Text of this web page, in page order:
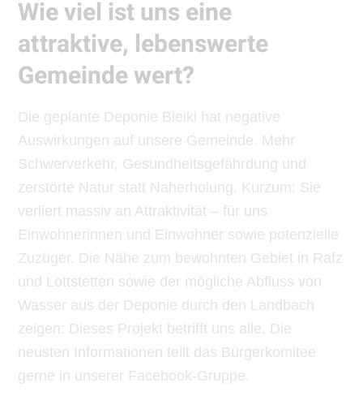
Wie viel ist uns eine
attraktive, lebenswerte
Gemeinde wert?
Die geplante Deponie Bleiki hat negative
Auswirkungen auf unsere Gemeinde. Mehr
Schwerverkehr, Gesundheitsgefährdung und
zerstörte Natur statt Naherholung. Kurzum: Sie
verliert massiv an Attraktivität – für uns
Einwohnerinnen und Einwohner sowie potenzielle
Zuzüger. Die Nähe zum bewohnten Gebiet in Rafz
und Lottstetten sowie der mögliche Abfluss von
Wasser aus der Deponie durch den Landbach
zeigen: Dieses Projekt betrifft uns alle. Die
neusten Informationen teilt das Bürgerkomitee
gerne in unserer Facebook-Gruppe.